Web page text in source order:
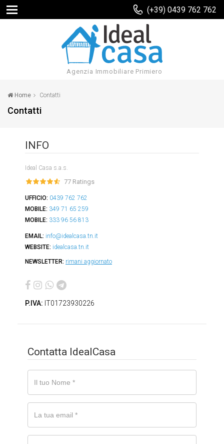
(+39) 0439 762 762
Agenzia Immobiliare Primiero
Home Contatti
Contatti
INFO
Ideal Casa s.a.s.
77 Ratings
UFFICIO: 0439 762 762
MOBILE: 349 71 65 259
MOBILE: 333 96 56 813
EMAIL: info@idealcasa.tn.it
WEBSITE: idealcasa.tn.it
NEWSLETTER: rimani aggiornato
P.IVA: IT01723930226
Contatta IdealCasa
tuo
Nome
tua
email